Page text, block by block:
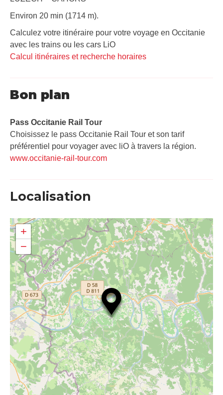
Environ 20 min (1714 m).
Calculez votre itinéraire pour votre voyage en Occitanie
avec les trains ou les cars LiO
Calcul itinéraires et recherche horaires
Bon plan
Pass Occitanie Rail Tour​
Choisissez le pass Occitanie Rail Tour et son tarif
préférentiel pour voyager avec liO à travers la région.
www.occitanie-rail-tour.com
Localisation
+
−